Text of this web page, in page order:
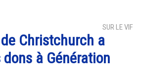
SUR LE VIF
Christchurch a
à Génération